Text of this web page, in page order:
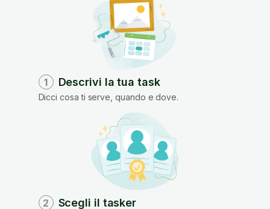
1 Descrivi la tua task
Dicci cosa ti serve, quando e dove.
2 Scegli il tasker